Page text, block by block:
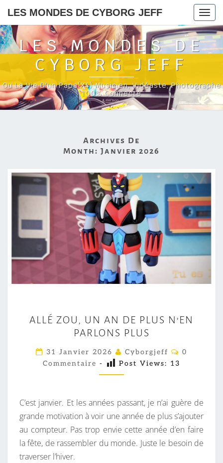
LES MONDES DE CYBORG JEFF
LES MONDES DE
CYBORG JEFF
Ou La Vie D'un Papa(x4) Musicien, Vidéaste, Photographe
100% Connecté
Archives De
Month: Janvier 2026
L
L
É
Z
O
,
U
N
A
ALLÉ ZOU, UN AN DE PLUS N’EN
PARLONS PLUS
31 Janvier 2026 Cyborgjeff
C
T
A
I
R
E
0
Commentaire - Post Views: 13
C’est janvier. Et les années passant, je n’ai guère de
grande motivation à voir une année de plus s’ajouter
au compteur. Pas trop envie cette année d’en faire
la fête, de rassembler du monde. Juste le besoin de
traverser l’hiver.